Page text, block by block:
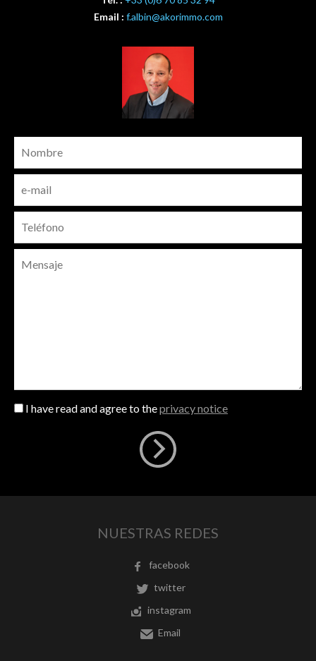
Email : f.albin@akorimmo.com
I have read and agree to theprivacy notice
NUESTRAS REDES
facebook
twitter
instagram
Email